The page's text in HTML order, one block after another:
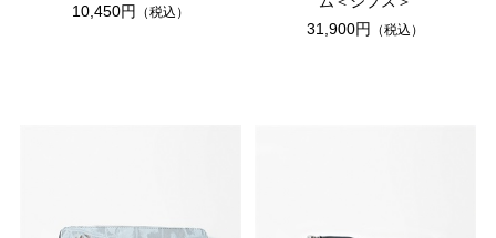
10,450円
（税込）
31,900円
（税込）